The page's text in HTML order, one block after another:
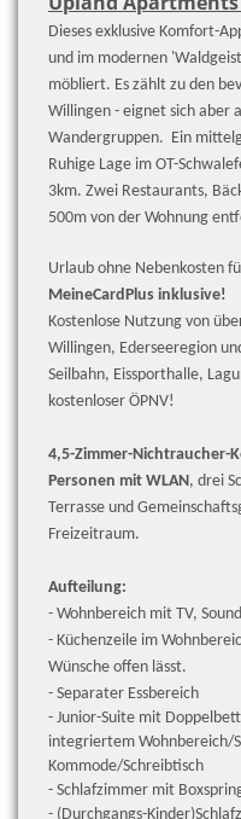
Dieses exklusive Komfort-
und im modernen
möbliert. Es zählt zu den
Willingen - eignet sich aber
Wandergruppen. Ein
Ruhige Lage im OT-
3km. Zwei Restaurants,
500m von der Wohnung
Urlaub ohne Nebenkosten
MeineCardPlus inklusive!
Kostenlose Nutzung von
Willingen, Ederseeregion
Seilbahn, Eissporthalle,
kostenloser ÖPNV!
4,5-Zimmer-Nichtraucher-
Personen mit WLAN, drei
Terrasse und
Freizeitraum.
Aufteilung:
- Wohnbereich mit TV,
- Küchenzeile im
Wünsche offen lässt.
- Separater Essbereich
- Junior-Suite mit
integriertem Wohnbereich/
Kommode/Schreibtisch
- Schlafzimmer mit
- (Durchgangs-